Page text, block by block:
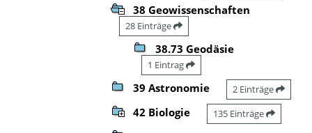
38 Geowissenschaften
28 Einträge
38.73 Geodäsie
1 Eintrag
39 Astronomie 2 Einträge
42 Biologie 135 Einträge